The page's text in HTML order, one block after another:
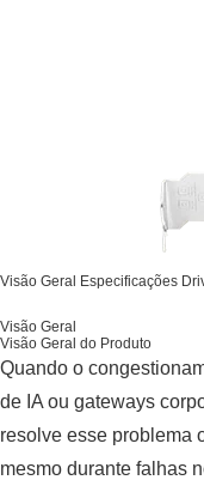
Visão Geral Especificações
Visão Geral
Visão Geral do Produto
Quando o
de IA ou gateways
resolve esse problema
mesmo durante falhas